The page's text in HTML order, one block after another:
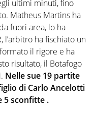
ultimi minuti, fino
Matheus Martins ha
fuori area, lo ha
l’arbitro ha fischiato un
il rigore e ha
risultato, il Botafogo
Nelle sue 19 partite
di Carlo Ancelotti
5 sconfitte .